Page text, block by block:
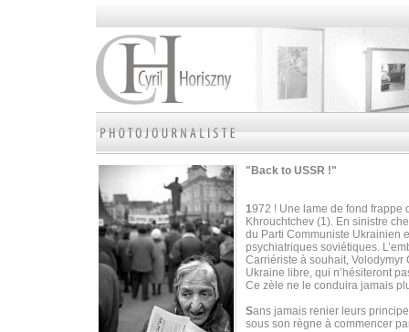
"Back to USSR !"
1972 ! Une lame de fond
Khrouchtchev (1). En sinistre
du Parti Communiste Ukrainien
psychiatriques soviétiques.
Carriériste à souhait,
Ukraine libre, qui n’hésiteront
Ce zèle ne le conduira jamais
Sans jamais renier leurs
sous son règne à commencer